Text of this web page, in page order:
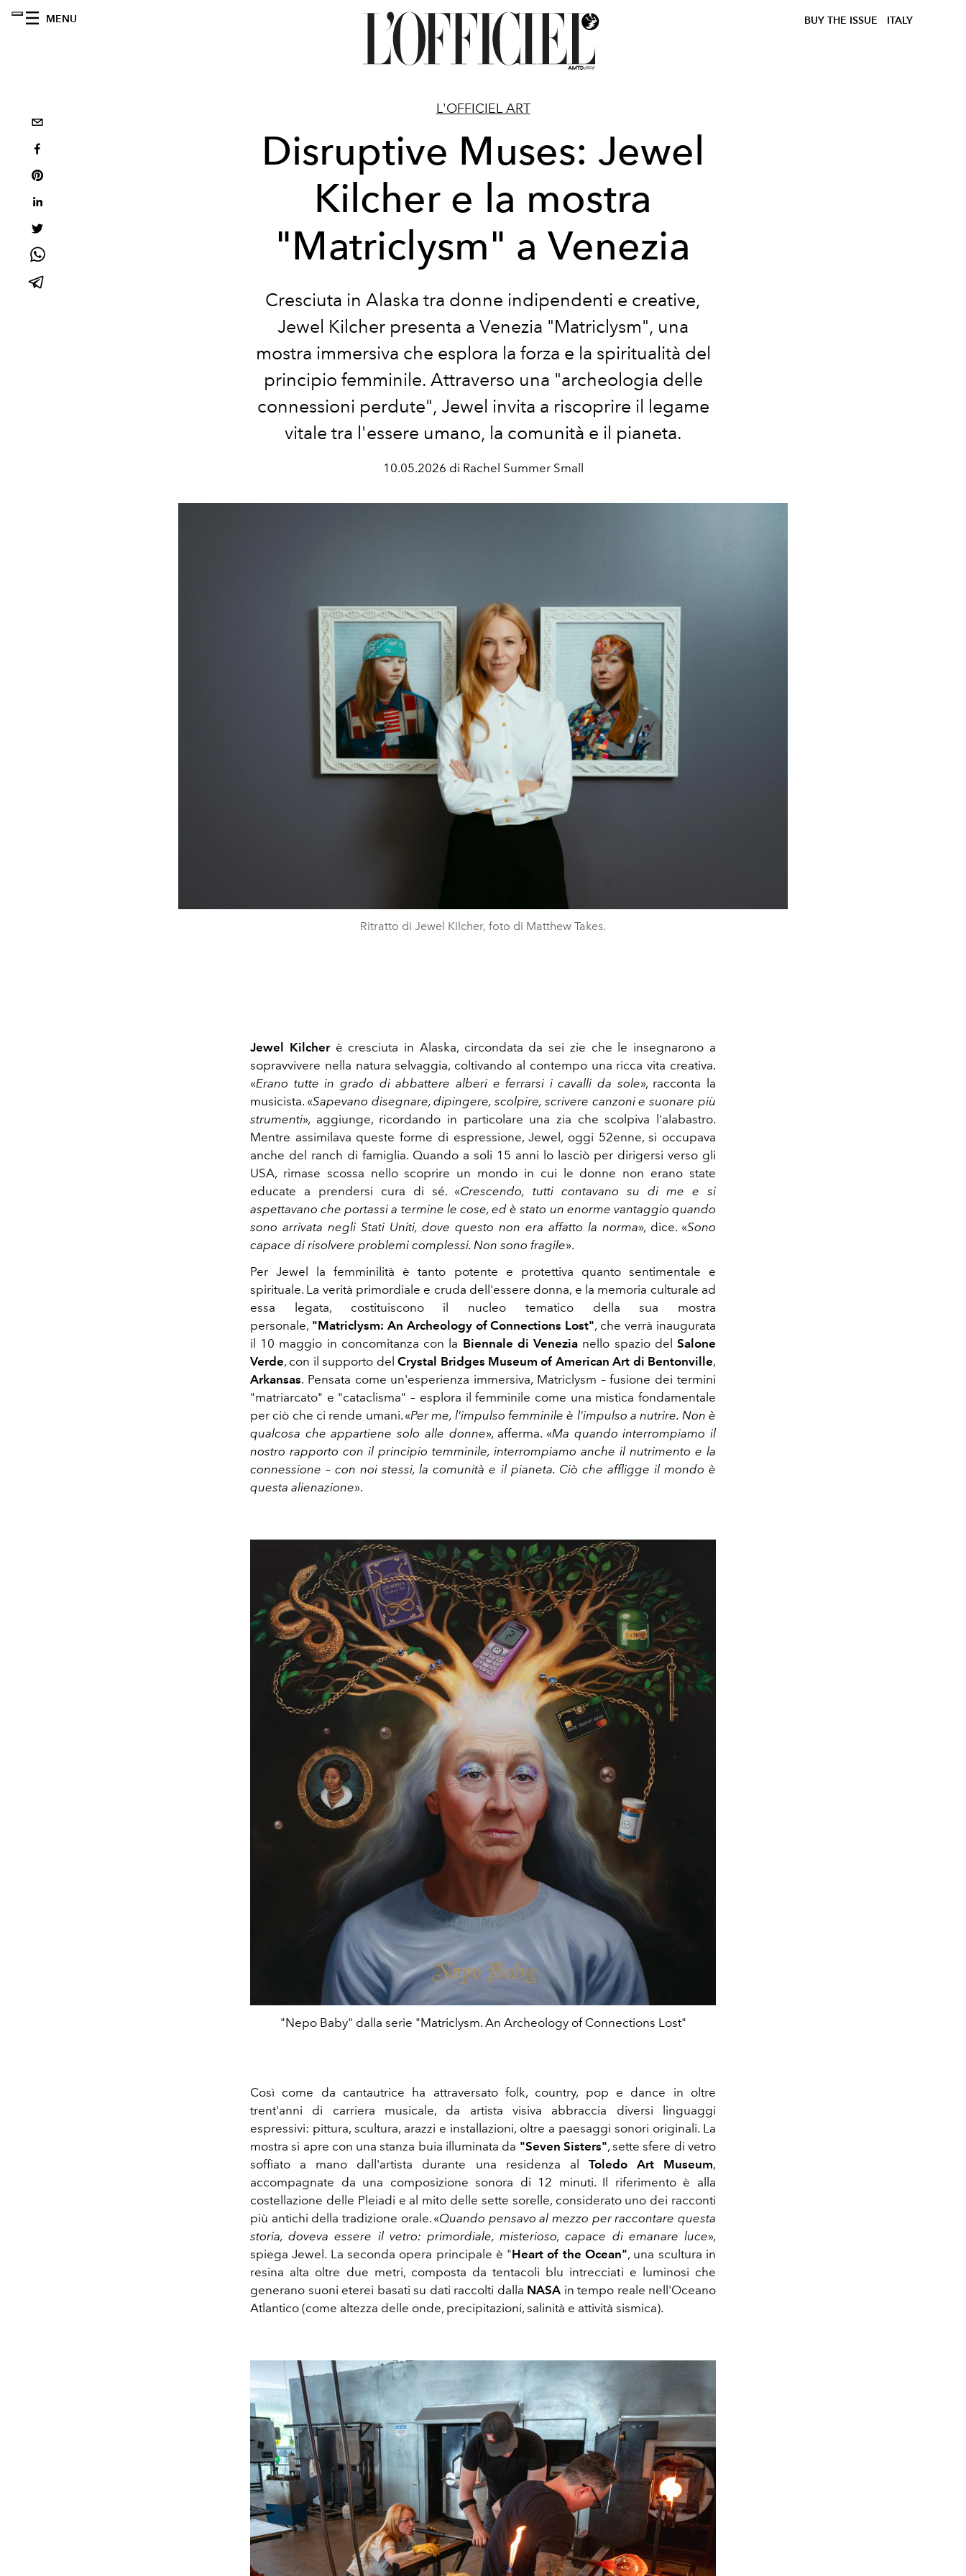
MENU BUY THE ISSUE ITALY
L'OFFICIEL ART
Disruptive Muses: Jewel
Kilcher e la mostra
"Matriclysm" a Venezia
Cresciuta in Alaska tra donne indipendenti e creative,
Jewel Kilcher presenta a Venezia "Matriclysm", una
mostra immersiva che esplora la forza e la spiritualità del
principio femminile. Attraverso una "archeologia delle
connessioni perdute", Jewel invita a riscoprire il legame
vitale tra l'essere umano, la comunità e il pianeta.
10.05.2026 di Rachel Summer Small
Ritratto di Jewel Kilcher, foto di Matthew Takes.
Jewel Kilcher è cresciuta in Alaska, circondata da sei zie che le insegnarono a
sopravvivere nella natura selvaggia, coltivando al contempo una ricca vita creativa.
«Erano tutte in grado di abbattere alberi e ferrarsi i cavalli da sole», racconta la
musicista. «Sapevano disegnare, dipingere, scolpire, scrivere canzoni e suonare più
strumenti», aggiunge, ricordando in particolare una zia che scolpiva l'alabastro.
Mentre assimilava queste forme di espressione, Jewel, oggi 52enne, si occupava
anche del ranch di famiglia. Quando a soli 15 anni lo lasciò per dirigersi verso gli
USA, rimase scossa nello scoprire un mondo in cui le donne non erano state
educate a prendersi cura di sé. «Crescendo, tutti contavano su di me e si
aspettavano che portassi a termine le cose, ed è stato un enorme vantaggio quando
sono arrivata negli Stati Uniti, dove questo non era affatto la norma», dice. «Sono
capace di risolvere problemi complessi. Non sono fragile».
Per Jewel la femminilità è tanto potente e protettiva quanto sentimentale e
spirituale. La verità primordiale e cruda dell'essere donna, e la memoria culturale ad
essa legata, costituiscono il nucleo tematico della sua mostra
personale, "Matriclysm: An Archeology of Connections Lost", che verrà inaugurata
il 10 maggio in concomitanza con la Biennale di Venezia nello spazio delSalone
Verde, con il supporto delCrystal Bridges Museum of American Art di Bentonville,
Arkansas. Pensata come un'esperienza immersiva, Matriclysm – fusione dei termini
"matriarcato" e "cataclisma" – esplora il femminile come una mistica fondamentale
per ciò che ci rende umani. «Per me, l'impulso femminile è l'impulso a nutrire. Non è
qualcosa che appartiene solo alle donne», afferma. «Ma quando interrompiamo il
nostro rapporto con il principio temminile, interrompiamo anche il nutrimento e la
connessione – con noi stessi, la comunità e il pianeta. Ciò che affligge il mondo è
questa alienazione».
"Nepo Baby" dalla serie "Matriclysm. An Archeology of Connections Lost"
Così come da cantautrice ha attraversato folk, country, pop e dance in oltre
trent'anni di carriera musicale, da artista visiva abbraccia diversi linguaggi
espressivi: pittura, scultura, arazzi e installazioni, oltre a paesaggi sonori originali. La
mostra si apre con una stanza buia illuminata da "Seven Sisters", sette sfere di vetro
soffiato a mano dall'artista durante una residenza al
Toledo Art Museum,
accompagnate da una composizione sonora di 12 minuti. Il riferimento è alla
costellazione delle Pleiadi e al mito delle sette sorelle, considerato uno dei racconti
più antichi della tradizione orale. «Quando pensavo al mezzo per raccontare questa
storia, doveva essere il vetro: primordiale, misterioso, capace di emanare luce»,
spiega Jewel. La seconda opera principale è "Heart of the Ocean", una scultura in
resina alta oltre due metri, composta da tentacoli blu intrecciati e luminosi che
generano suoni eterei basati su dati raccolti dalla NASA in tempo reale nell'Oceano
Atlantico (come altezza delle onde, precipitazioni, salinità e attività sismica).